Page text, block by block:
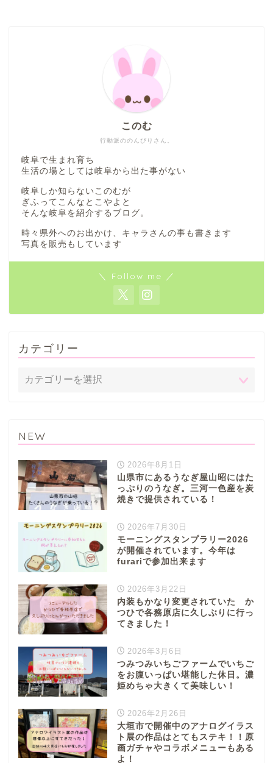
行動派ののんびりさん。
このむ
岐阜で生まれ育ち
生活の場としては岐阜から出た事がない
岐阜しか知らないこのむが
ぎふってこんなとこやよと
そんな岐阜を紹介するブログ。
時々県外へのお出かけ、キャラさんの事も書きます
写真を販売もしています
＼ Follow me ／
カテゴリー
NEW
2026年8月1日
山県市にあるうなぎ屋山昭にはた
っぷりのうなぎ。三河一色産を炭
焼きで提供されている！
2026年7月30日
モーニングスタンプラリー2026
が開催されています。今年は
furariで参加出来ます
2026年3月22日
内装もかなり変更されていた か
つひで各務原店に久しぶりに行っ
てきました！
2026年3月6日
つみつみいちごファームでいちご
をお腹いっぱい堪能した休日。濃
姫めちゃ大きくて美味しい！
2026年2月26日
大垣市で開催中のアナログイラス
ト展の作品はとてもステキ！！原
画ガチャやコラボメニューもある
よ！